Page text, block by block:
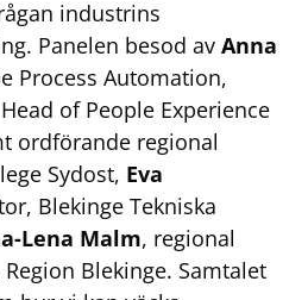
industrins
Panelen besod av Anna
Process Automation,
of People Experience
ordförande regional
Sydost, Eva
Blekinge Tekniska
Lena Malm, regional
Blekinge. Samtalet